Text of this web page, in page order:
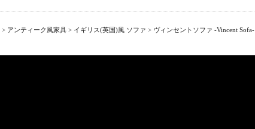
> アンティーク風家具 > イギリス(英国)風 ソファ > ヴィンセントソファ -Vincent Sofa-